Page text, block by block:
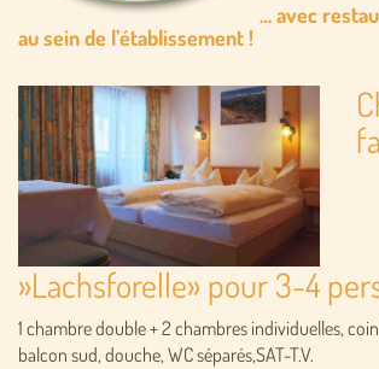
… avec
au sein de l’établissement !
»Lachsforelle» pour 3-4
1 chambre double + 2 chambres individuelles,
balcon sud, douche, WC séparés,SAT-T.V.